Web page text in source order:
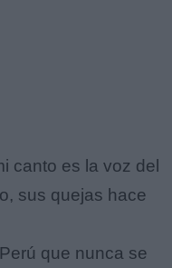
canto es la voz del
sus quejas hace
que nunca se